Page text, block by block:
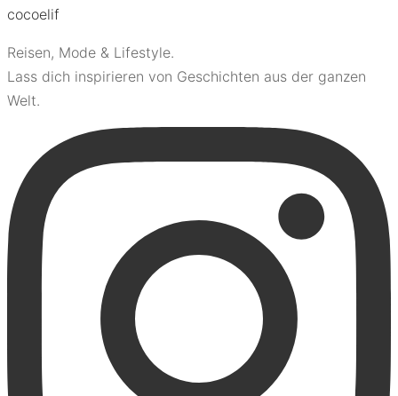
cocoelif
Reisen, Mode & Lifestyle.
Lass dich inspirieren von Geschichten aus der ganzen
Welt.